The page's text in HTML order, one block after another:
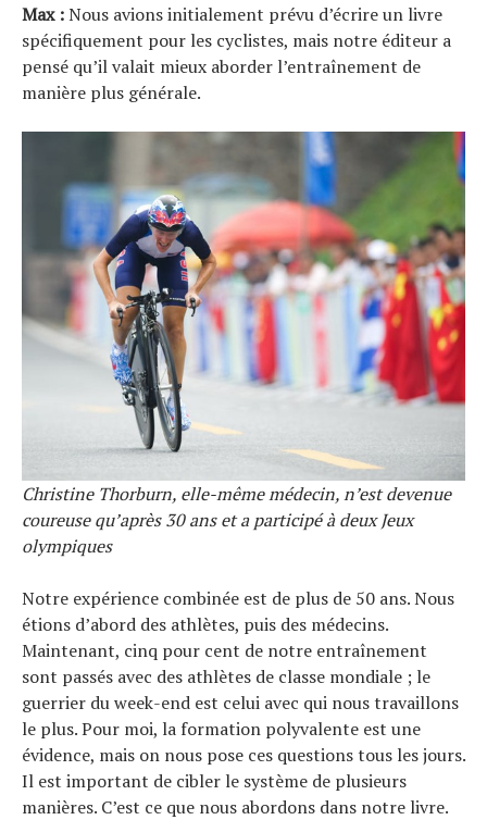
Max :Nous avions initialement prévu d’écrire un livre
spécifiquement pour les cyclistes, mais notre éditeur a
pensé qu’il valait mieux aborder l’entraînement de
manière plus générale.
Christine Thorburn, elle-même médecin, n’est devenue
coureuse qu’après 30 ans et a participé à deux Jeux
olympiques
Notre expérience combinée est de plus de 50 ans. Nous
étions d’abord des athlètes, puis des médecins.
Maintenant, cinq pour cent de notre entraînement
sont passés avec des athlètes de classe mondiale ; le
guerrier du week-end est celui avec qui nous travaillons
le plus. Pour moi, la formation polyvalente est une
évidence, mais on nous pose ces questions tous les jours.
Il est important de cibler le système de plusieurs
manières. C’est ce que nous abordons dans notre livre.